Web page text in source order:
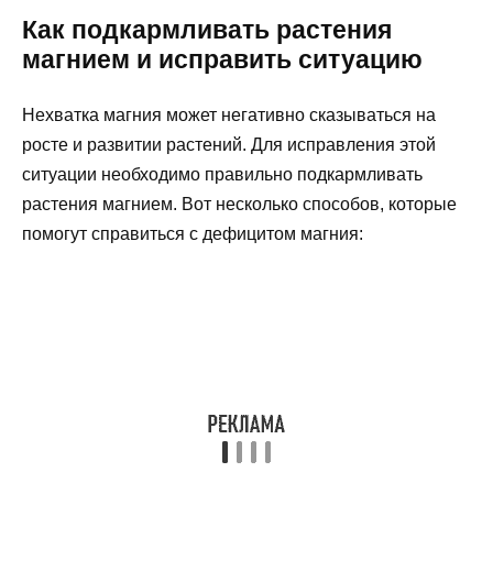
Как подкармливать растения
магнием и исправить ситуацию
Нехватка магния может негативно сказываться на
росте и развитии растений. Для исправления этой
ситуации необходимо правильно подкармливать
растения магнием. Вот несколько способов, которые
помогут справиться с дефицитом магния: